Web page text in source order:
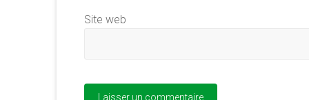
Site web